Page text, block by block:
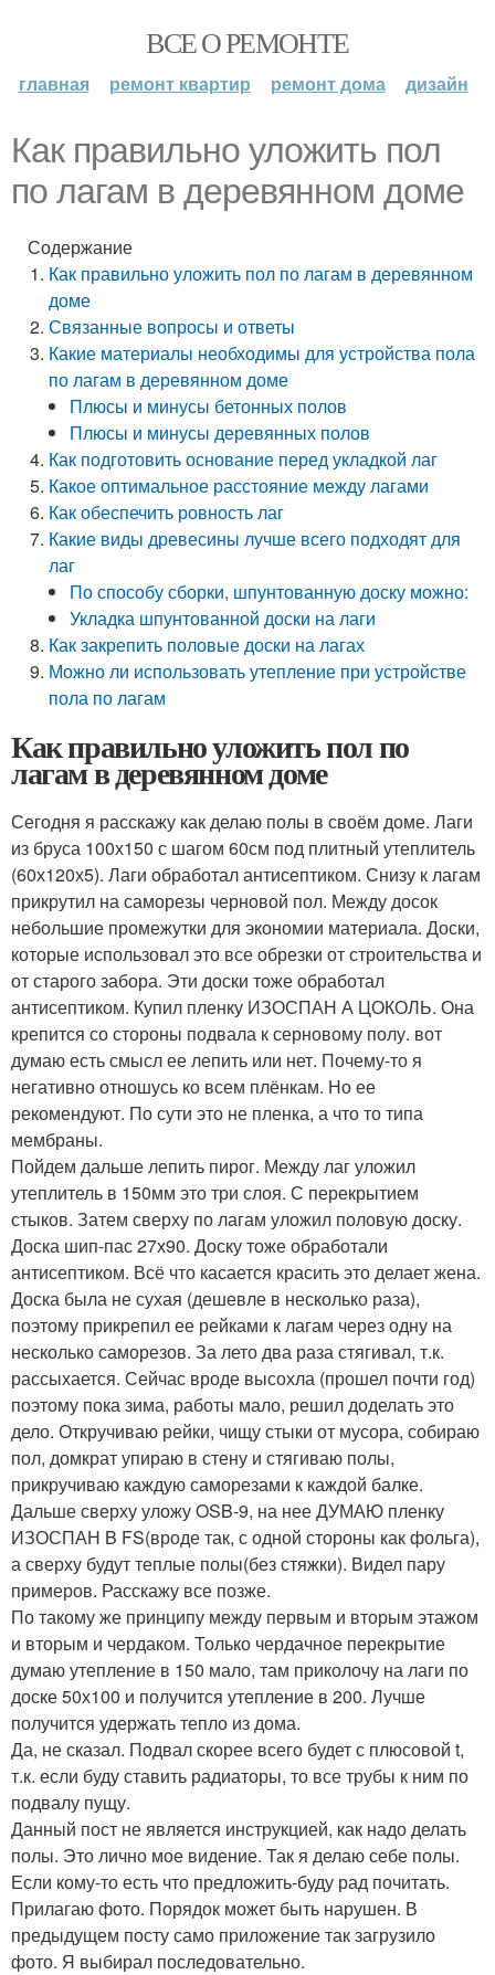
ВСЕ О РЕМОНТЕ
главная ремонт квартир ремонт дома дизайн
Как правильно уложить пол
по лагам в деревянном доме
Содержание
Как правильно уложить пол по лагам в деревянном
доме
Связанные вопросы и ответы
Какие материалы необходимы для устройства пола
по лагам в деревянном доме
Плюсы и минусы бетонных полов
Плюсы и минусы деревянных полов
Как подготовить основание перед укладкой лаг
Какое оптимальное расстояние между лагами
Как обеспечить ровность лаг
Какие виды древесины лучше всего подходят для
лаг
По способу сборки, шпунтованную доску можно:
Укладка шпунтованной доски на лаги
Как закрепить половые доски на лагах
Можно ли использовать утепление при устройстве
пола по лагам
Как правильно уложить пол по
лагам в деревянном доме
Сегодня я расскажу как делаю полы в своём доме. Лаги
из бруса 100х150 с шагом 60см под плитный утеплитель
(60х120х5). Лаги обработал антисептиком. Снизу к лагам
прикрутил на саморезы черновой пол. Между досок
небольшие промежутки для экономии материала. Доски,
которые использовал это все обрезки от строительства и
от старого забора. Эти доски тоже обработал
антисептиком. Купил пленку ИЗОСПАН А ЦОКОЛЬ. Она
крепится со стороны подвала к серновому полу. вот
думаю есть смысл ее лепить или нет. Почему-то я
негативно отношусь ко всем плёнкам. Но ее
рекомендуют. По сути это не пленка, а что то типа
мембраны.
Пойдем дальше лепить пирог. Между лаг уложил
утеплитель в 150мм это три слоя. С перекрытием
стыков. Затем сверху по лагам уложил половую доску.
Доска шип-пас 27х90. Доску тоже обработали
антисептиком. Всё что касается красить это делает жена.
Доска была не сухая (дешевле в несколько раза),
поэтому прикрепил ее рейками к лагам через одну на
несколько саморезов. За лето два раза стягивал, т.к.
рассыхается. Сейчас вроде высохла (прошел почти год)
поэтому пока зима, работы мало, решил доделать это
дело. Откручиваю рейки, чищу стыки от мусора, собираю
пол, домкрат упираю в стену и стягиваю полы,
прикручиваю каждую саморезами к каждой балке.
Дальше сверху уложу OSB-9, на нее ДУМАЮ пленку
ИЗОСПАН B FS(вроде так, с одной стороны как фольга),
а сверху будут теплые полы(без стяжки). Видел пару
примеров. Расскажу все позже.
По такому же принципу между первым и вторым этажом
и вторым и чердаком. Только чердачное перекрытие
думаю утепление в 150 мало, там приколочу на лаги по
доске 50х100 и получится утепление в 200. Лучше
получится удержать тепло из дома.
Да, не сказал. Подвал скорее всего будет с плюсовой t,
т.к. если буду ставить радиаторы, то все трубы к ним по
подвалу пущу.
Данный пост не является инструкцией, как надо делать
полы. Это лично мое видение. Так я делаю себе полы.
Если кому-то есть что предложить-буду рад почитать.
Прилагаю фото. Порядок может быть нарушен. В
предыдущем посту само приложение так загрузило
фото. Я выбирал последовательно.